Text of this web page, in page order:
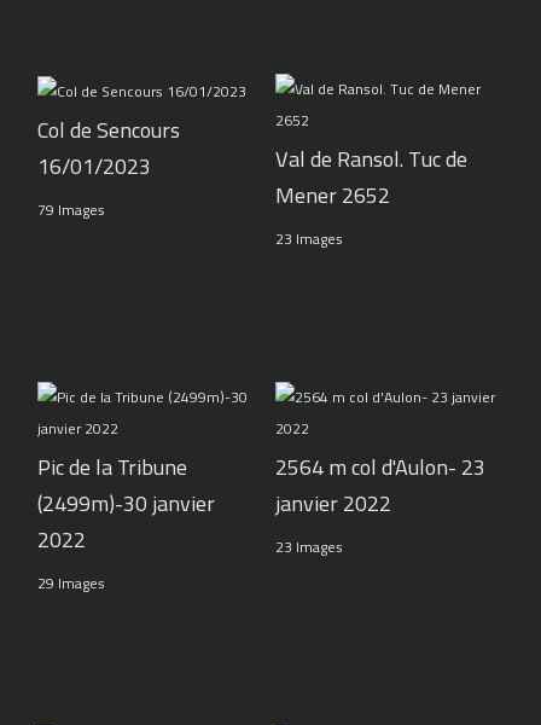
Col de Sencours
16/01/2023
79 Images
Val de Ransol. Tuc de
Mener 2652
23 Images
Pic de la Tribune
(2499m)-30 janvier
2022
29 Images
2564 m col d'Aulon- 23
janvier 2022
23 Images